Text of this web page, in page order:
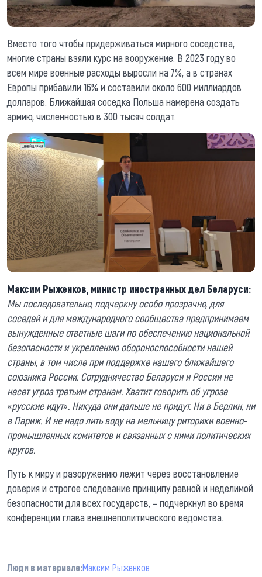
Вместо того чтобы придерживаться мирного соседства,
многие страны взяли курс на вооружение. В 2023 году во
всем мире военные расходы выросли на 7%, а в странах
Европы прибавили 16% и составили около 600 миллиардов
долларов. Ближайшая соседка Польша намерена создать
армию, численностью в 300 тысяч солдат.
Максим Рыженков, министр иностранных дел Беларуси:
Мы последовательно, подчеркну особо прозрачно, для
соседей и для международного сообщества предпринимаем
вынужденные ответные шаги по обеспечению национальной
безопасности и укреплению обороноспособности нашей
страны, в том числе при поддержке нашего ближайшего
союзника России. Сотрудничество Беларуси и России не
несет угроз третьим странам. Хватит говорить об угрозе
«русские идут». Никуда они дальше не придут. Ни в Берлин, ни
в Париж. И не надо лить воду на мельницу риторики военно-
промышленных комитетов и связанных с ними политических
кругов.
Путь к миру и разоружению лежит через восстановление
доверия и строгое следование принципу равной и неделимой
безопасности для всех государств, – подчеркнул во время
конференции глава внешнеполитического ведомства.
Люди в материале:Максим Рыженков